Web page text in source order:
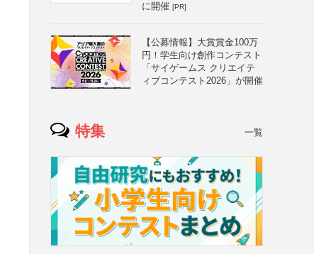
に開催 [PR]
【公募情報】大賞賞金100万
円！学生向け創作コンテスト
「サイゲームス クリエイテ
ィブコンテスト2026」が開催
特集 一覧